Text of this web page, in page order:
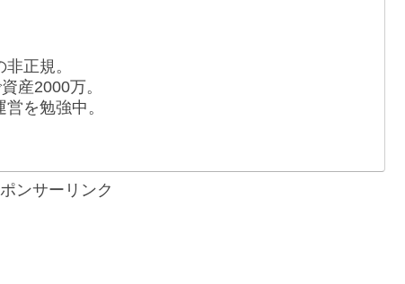
正規。
産2000万。
を勉強中。
ンサーリンク